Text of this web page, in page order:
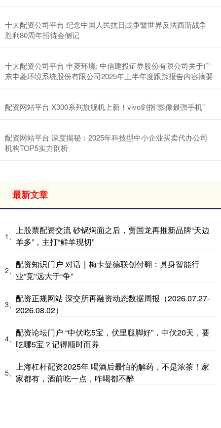
十大配资公司平台 纪念中国人民抗日战争暨世界反法西斯战争
胜利80周年招待会侧记
十大配资公司平台 申菱环境: 中信建投证券股份有限公司关于广
东申菱环境系统股份有限公司2025年上半年度跟踪报告内容摘要
配资网站平台 X300系列旗舰机上新！vivo剑指“影像最强手机”
配资网站平台 深度揭秘：2025年科技型中小企业买卖代办公司
机构TOP5实力剖析
最新文章
1、
上股票配资交流 砂锅焖面之后，贾国龙再推新品牌“天边
羊多”，主打“鲜羊现切”
2、
配资知识门户 对话｜梅卡曼德联创付翱：具身智能行
业“竞”远大于“争”
3、
配资正规网站 深交所再融资动态数据周报（2026.07.27-
2026.08.02）
4、
配资论坛门户 “中伏吃5宝，伏里腿脚好”，中伏20天，要
吃哪5宝？记得顺时而养
5、
上海杠杆配资2025年 喝酒后最怕的解药，不是浓茶！家
家都有，酒前吃一点，咋喝都不醉